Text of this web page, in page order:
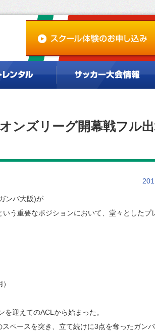
ズリーグ開幕戦フル出
ンバ大阪)が
う重要なポジションにおいて、堂々としたプ
迎えてのACLから始まった。
ペースを突き、立て続けに3点を奪ったガン